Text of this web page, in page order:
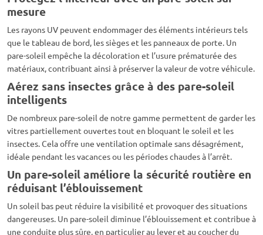
mesure
Les rayons UV peuvent endommager des éléments intérieurs tels
que le tableau de bord, les sièges et les panneaux de porte. Un
pare-soleil empêche la décoloration et l’usure prématurée des
matériaux, contribuant ainsi à préserver la valeur de votre véhicule.
Aérez sans insectes grâce à des pare-soleil
intelligents
De nombreux pare-soleil de notre gamme permettent de garder les
vitres partiellement ouvertes tout en bloquant le soleil et les
insectes. Cela offre une ventilation optimale sans désagrément,
idéale pendant les vacances ou les périodes chaudes à l’arrêt.
Un pare-soleil améliore la sécurité routière en
réduisant l’éblouissement
Un soleil bas peut réduire la visibilité et provoquer des situations
dangereuses. Un pare-soleil diminue l’éblouissement et contribue à
une conduite plus sûre, en particulier au lever et au coucher du